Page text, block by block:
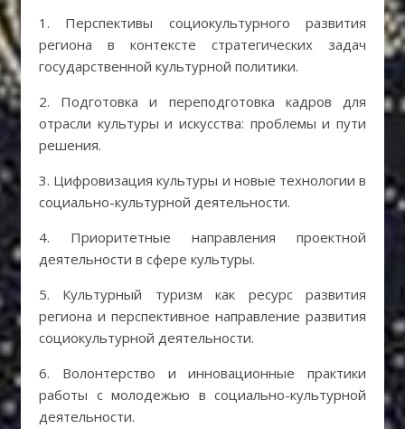
1. Перспективы социокультурного развития
региона в контексте стратегических задач
государственной культурной политики.
2. Подготовка и переподготовка кадров для
отрасли культуры и искусства: проблемы и пути
решения.
3. Цифровизация культуры и новые технологии в
социально-культурной деятельности.
4. Приоритетные направления проектной
деятельности в сфере культуры.
5. Культурный туризм как ресурс развития
региона и перспективное направление развития
социокультурной деятельности.
6. Волонтерство и инновационные практики
работы с молодежью в социально-культурной
деятельности.